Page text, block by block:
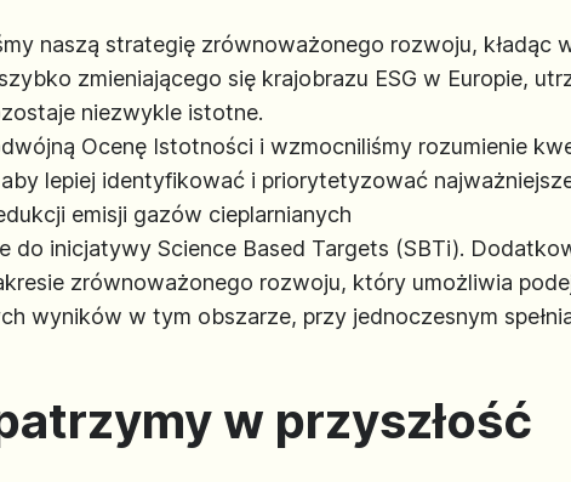
naszą strategię zrównoważonego rozwoju, kładąc
zmieniającego się krajobrazu ESG w Europie,
niezwykle istotne.
Ocenę Istotności i wzmocniliśmy rozumienie
aby lepiej identyfikować i priorytetyzować
emisji gazów cieplarnianych
do inicjatywy Science Based Targets (SBTi).
zrównoważonego rozwoju, który umożliwia
wyników w tym obszarze, przy jednoczesnym
w przyszłość